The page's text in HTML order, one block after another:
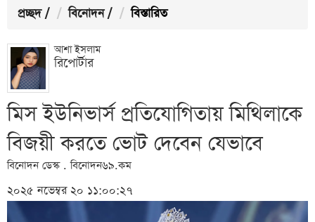
প্রচ্ছদ / বিনোদন / বিস্তারিত
আশা ইসলাম
রিপোর্টার
মিস ইউনিভার্স প্রতিযোগিতায় মিথিলাকে
বিজয়ী করতে ভোট দেবেন যেভাবে
বিনোদন ডেস্ক . বিনোদন৬৯.কম
২০২৫ নভেম্বর ২০ ১১:০০:২৭